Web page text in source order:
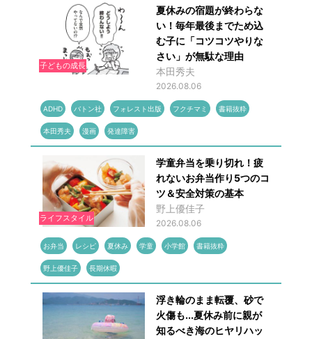
子どもの成長
夏休みの宿題が終わらな
い！毎年最後までため込
む子に「コツコツやりな
さい」が無駄な理由
本田秀夫
2026.08.06
ADHD バトン社 フォレスト出版 フクチマミ 書籍抜粋
本田秀夫 漫画 発達障害
ライフスタイル
学童弁当を乗り切れ！疲
れないお弁当作り5つのコ
ツ＆安全対策の基本
野上優佳子
2026.08.06
お弁当 レシピ 夏休み 学童 小学館 書籍抜粋
野上優佳子 長期休暇
浮き輪のまま転覆、砂で
火傷も...夏休み前に親が
知るべき海のヒヤリハッ